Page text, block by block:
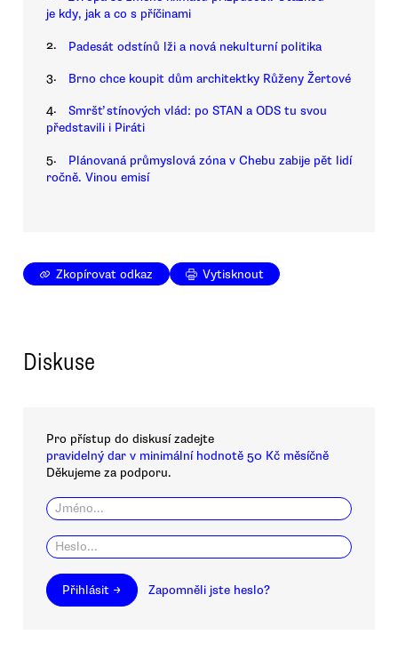
je kdy, jak a co s příčinami
2. Padesát odstínů lži a nová nekulturní politika
3. Brno chce koupit dům architektky Růženy Žertové
4.
Smršť stínových vlád: po STAN a ODS tu svou
představili i Piráti
5.
Plánovaná průmyslová zóna v Chebu zabije pět lidí
ročně. Vinou emisí
Zkopírovat odkaz Vytisknout
Diskuse
Pro přístup do diskusí zadejte
pravidelný dar v minimální hodnotě 50 Kč měsíčně
Děkujeme za podporu.
Přihlásit → Zapomněli jste heslo?